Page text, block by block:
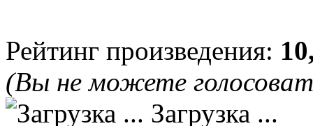
Рейтинг произведения:
(Вы не можете
Загрузка ...